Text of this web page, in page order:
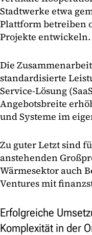
Stadtwerke etwa
Plattform betreiben
Projekte entwickeln.
Die
standardisierte
Service-Lösung
Angebotsbreite
und Systeme im
Zu guter Letzt sind
anstehenden
Wärmesektor auch
Ventures mit
Erfolgreiche
Komplexität in der